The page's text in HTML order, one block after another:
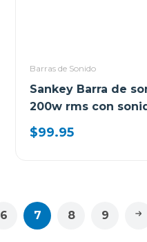
Barras de Sonido
Sankey Barra de
200w rms con
envolvente 3d
$99.95
6 7 8 9